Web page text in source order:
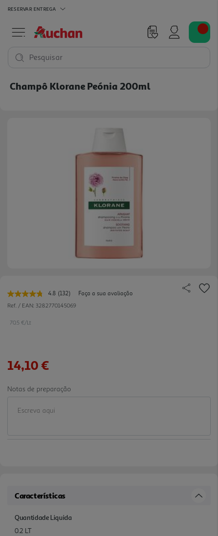
RESERVAR ENTREGA
Pesquisar
Champô Klorane Peónia 200ml
4.8 Leu
132
(132)
Faça a sua avaliação
Ref. / EAN: 3282770145069
70.5 €/Lt
14,10 €
Notas de preparação
Características
Quantidade Liquida
0.2 LT